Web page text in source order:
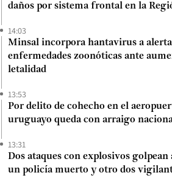
daños por sistema frontal en la
14:03
Minsal incorpora hantavirus a
enfermedades zoonóticas ante
letalidad
13:53
Por delito de cohecho en el
uruguayo queda con arraigo
13:31
Dos ataques con explosivos
un policía muerto y otro dos